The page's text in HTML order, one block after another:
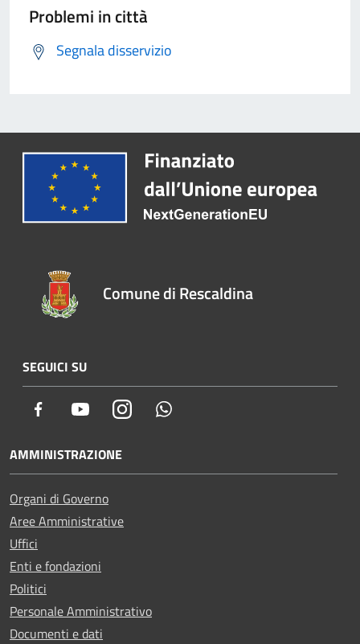
Problemi in città
Segnala disservizio
Comune di Rescaldina
SEGUICI SU
Facebook YoutubeInstagram
AMMINISTRAZIONE
Organi di Governo
Aree Amministrative
Uffici
Enti e fondazioni
Politici
Personale Amministrativo
Documenti e dati